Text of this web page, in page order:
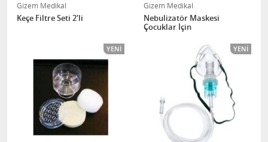
Gizem Medikal
Keçe Filtre Seti 2'li
YENI
Gizem Medikal
Nebulizatör Maskesi
Çocuklar İçin
YENI